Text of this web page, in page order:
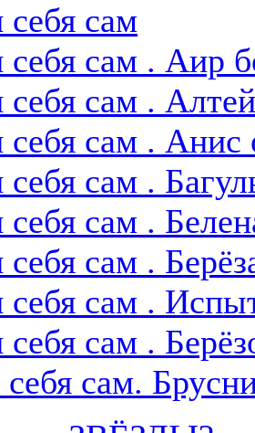
сам
себя сам . Аир
сам .
себя сам .
сам .
сам .
сам .
сам .
себя сам .
сам.